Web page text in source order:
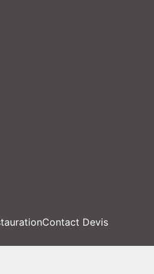
Contact Devis